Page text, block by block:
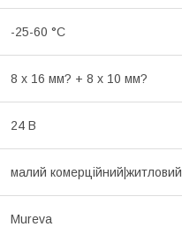
-25-60 °C
8 x 16 мм? + 8 x 10 мм?
24 В
малий комерційний|житловий
Mureva